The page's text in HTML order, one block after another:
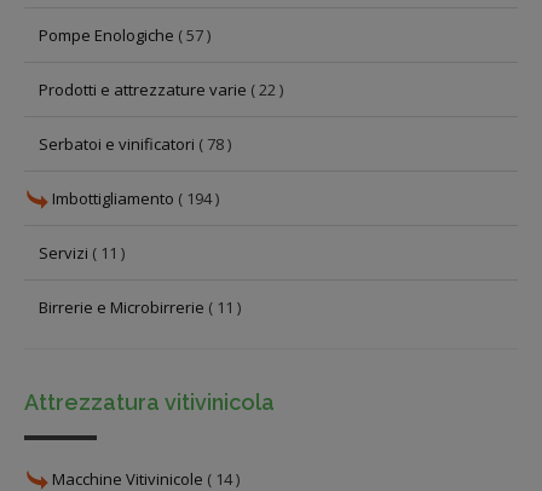
Pompe Enologiche ( 57 )
Prodotti e attrezzature varie ( 22 )
Serbatoi e vinificatori ( 78 )
Imbottigliamento ( 194 )
Servizi ( 11 )
Birrerie e Microbirrerie ( 11 )
Attrezzatura vitivinicola
Macchine Vitivinicole ( 14 )